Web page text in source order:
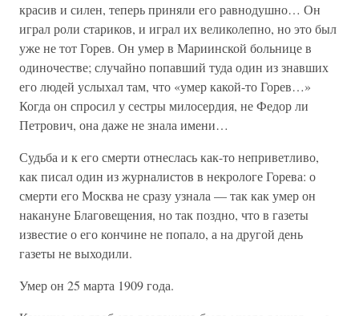
красив и силен, теперь приняли его равнодушно… Он
играл роли стариков, и играл их великолепно, но это был
уже не тот Горев. Он умер в Мариинской больнице в
одиночестве; случайно попавший туда один из знавших
его людей услыхал там, что «умер какой-то Горев…»
Когда он спросил у сестры милосердия, не Федор ли
Петрович, она даже не знала имени…
Судьба и к его смерти отнеслась как-то неприветливо,
как писал один из журналистов в некрологе Горева: о
смерти его Москва не сразу узнала — так как умер он
накануне Благовещения, но так поздно, что в газеты
известие о его кончине не попало, а на другой день
газеты не выходили.
Умер он 25 марта 1909 года.